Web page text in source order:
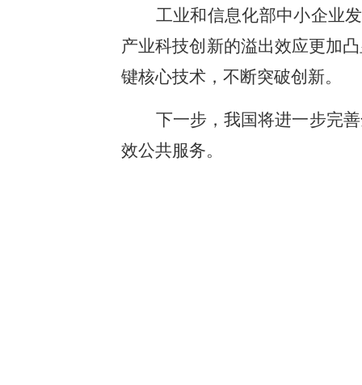
工业和信息化部中小企业
产业科技创新的溢出效应更加
键核心技术，不断突破创新。
下一步，我国将进一步完
效公共服务。